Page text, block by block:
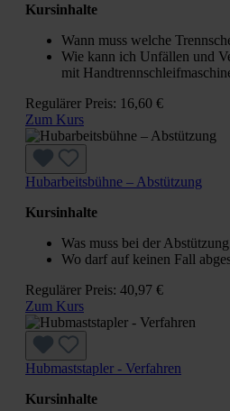
Kursinhalte
Wann muss welche
Wie kann ich Unfällen und
mit
Regulärer Preis: 16,60 €
Zum Kurs
Hubarbeitsbühne – Abstützung
Kursinhalte
Was muss bei der
Wo darf auf keinen Fall
Regulärer Preis: 40,97 €
Zum Kurs
Hubmaststapler - Verfahren
Kursinhalte